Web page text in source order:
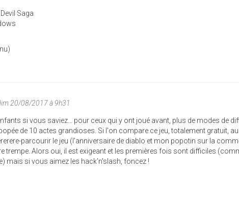
Saga
20/08/2017 à 9h31
si vous saviez... pour ceux qui y ont joué avant, plus de modes de
de 10 actes grandioses. Si l'on compare ce jeu, totalement gratuit,
parcourir le jeu (l'anniversaire de diablo et mon popotin sur la
trempe. Alors oui, il est exigeant et les premières fois sont difficiles
mais si vous aimez les hack'n'slash, foncez !